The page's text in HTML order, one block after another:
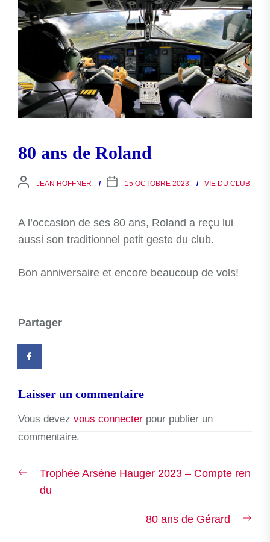
80 ans de Roland
JEAN HOFFNER 15 OCTOBRE 2023 VIE DU CLUB
A l’occasion de ses 80 ans, Roland a reçu lui
aussi son traditionnel petit geste du club.
Bon anniversaire et encore beaucoup de vols!
Partager
Laisser un commentaire
Vous devez vous connecter pour publier un
commentaire.
de
Previous
post:
Trophée Arsène Hauger 2023 – Compte ren
du
80 ans de Gérard